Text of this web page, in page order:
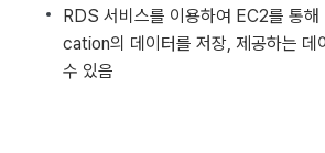
RDS 서비스를 이용하여 EC2를 통
cation의 데이터를 저장, 제공하는 데
수 있음